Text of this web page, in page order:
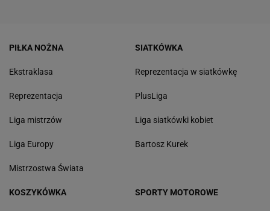
PIŁKA NOŻNA
Ekstraklasa
Reprezentacja
Liga mistrzów
Liga Europy
Mistrzostwa Świata
SIATKÓWKA
Reprezentacja w siatkówkę
PlusLiga
Liga siatkówki kobiet
Bartosz Kurek
KOSZYKÓWKA SPORTY MOTOROWE